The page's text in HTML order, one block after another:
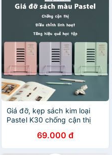
Giá đỡ, kẹp sách kim loại
Pastel K30 chống cận thị
69.000 đ